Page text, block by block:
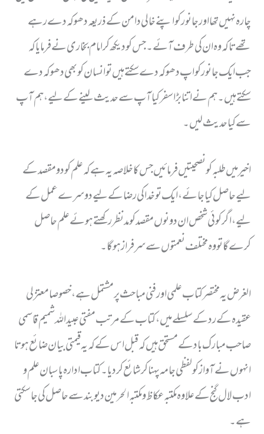
چارہ نہیں تھا اور جانور کو اپنے خالی دامن کے ذریعہ دھوکہ دے رہے
تھے تاکہ وہ ان کی طرف آئے۔ جس کو دیکھ کر امام بخاری نے فرمایا کہ
جب ایک جانور کو اپ دھوکہ دے سکتے ہیں تو انسان کو بھی دھوکہ دے
سکتے ہیں۔ ہم نے اتنا بڑا سفر کیا آپ سے حدیث لینے کے لیے، ہم آپ
سے کیا حدیث لیں۔
اخیر میں طلبہ کو نصحیتیں فرمائیں جس کا خلاصہ یہ ہے کہ علم کو دو مقصد کے
لیے حاصل کیا جائے، ایک تو خدا کی رضا کے لیے دوسرے عمل کے
لیے، اگر کوئی شخص ان دونوں مقصد کو مد نظر رکھتے ہوئے علم حاصل
کرے گا تو وہ مختلف نعمتوں سے سرفراز ہوگا۔
الغرض یہ مختصر کتاب علمی اور فنی مباحث پر مشتمل ہے، خصوصا معتزلی
عقیدہ کے رد کے سلسلے میں، کتاب کے مرتب مفتی عبیداللہ شمیم قاسمی
صاحب مبارک باد کے مستحق ہیں کہ قبل اس کے کہ یہ قیمتی بیان ضائع ہوتا
انہوں نے آواز کو لفظی جامہ پہناکر شائع کردیا۔ کتاب ادارہ پاسبان علم و
ادب لال گنج کے علاوہ مکتبہ عکاظ و مکتبہ الحرمین دیوبند سے حاصل کی جاسکتی
ہے۔